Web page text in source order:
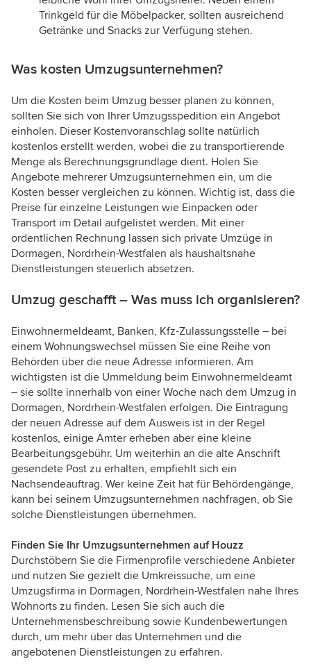
Trinkgeld für die Möbelpacker, sollten ausreichend
Getränke und Snacks zur Verfügung stehen.
Was kosten Umzugsunternehmen?
Um die Kosten beim Umzug besser planen zu können,
sollten Sie sich von Ihrer Umzugsspedition ein Angebot
einholen. Dieser Kostenvoranschlag sollte natürlich
kostenlos erstellt werden, wobei die zu transportierende
Menge als Berechnungsgrundlage dient. Holen Sie
Angebote mehrerer Umzugsunternehmen ein, um die
Kosten besser vergleichen zu können. Wichtig ist, dass die
Preise für einzelne Leistungen wie Einpacken oder
Transport im Detail aufgelistet werden. Mit einer
ordentlichen Rechnung lassen sich private Umzüge in
Dormagen, Nordrhein-Westfalen als haushaltsnahe
Dienstleistungen steuerlich absetzen.
Umzug geschafft – Was muss ich organisieren?
Einwohnermeldeamt, Banken, Kfz-Zulassungsstelle – bei
einem Wohnungswechsel müssen Sie eine Reihe von
Behörden über die neue Adresse informieren. Am
wichtigsten ist die Ummeldung beim Einwohnermeldeamt
– sie sollte innerhalb von einer Woche nach dem Umzug in
Dormagen, Nordrhein-Westfalen erfolgen. Die Eintragung
der neuen Adresse auf dem Ausweis ist in der Regel
kostenlos, einige Ämter erheben aber eine kleine
Bearbeitungsgebühr. Um weiterhin an die alte Anschrift
gesendete Post zu erhalten, empfiehlt sich ein
Nachsendeauftrag. Wer keine Zeit hat für Behördengänge,
kann bei seinem Umzugsunternehmen nachfragen, ob Sie
solche Dienstleistungen übernehmen.
Finden Sie Ihr Umzugsunternehmen auf Houzz
Durchstöbern Sie die Firmenprofile verschiedene Anbieter
und nutzen Sie gezielt die Umkreissuche, um eine
Umzugsfirma in Dormagen, Nordrhein-Westfalen nahe Ihres
Wohnorts zu finden. Lesen Sie sich auch die
Unternehmensbeschreibung sowie Kundenbewertungen
durch, um mehr über das Unternehmen und die
angebotenen Dienstleistungen zu erfahren.